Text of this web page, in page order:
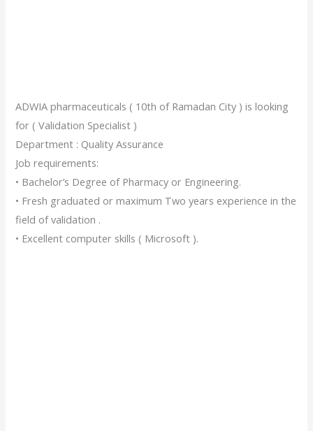
ADWIA pharmaceuticals ( 10th of Ramadan City ) is looking
for ( Validation Specialist )
Department : Quality Assurance
Job requirements:
• Bachelor’s Degree of Pharmacy or Engineering.
• Fresh graduated or maximum Two years experience in the
field of validation .
• Excellent computer skills ( Microsoft ).